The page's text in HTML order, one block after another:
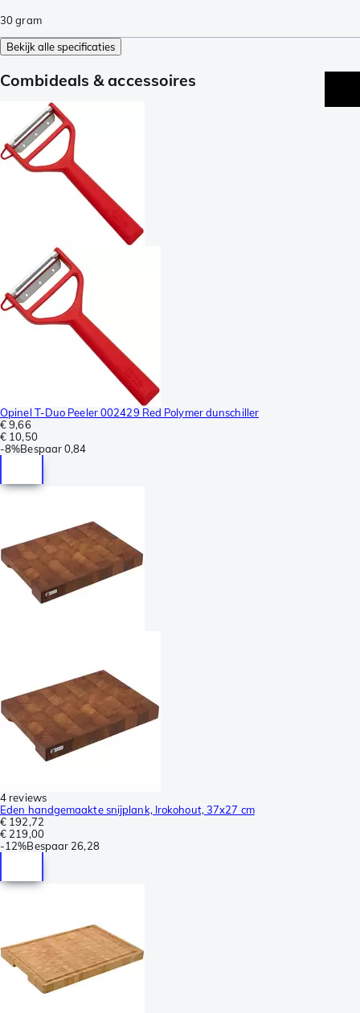
30gram
Bekijk alle specificaties
Combideals & accessoires
Opinel T-Duo Peeler 002429 Red Polymer dunschiller
€ 9,66
€ 10,50
-8%Bespaar0,84
4 reviews
Eden handgemaakte snijplank, Irokohout, 37x27 cm
€ 192,72
€ 219,00
-12%Bespaar 26,28